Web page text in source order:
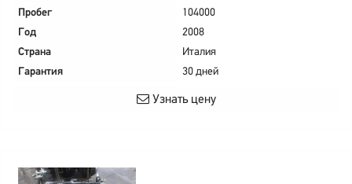
Пробег
104000
Год
2008
Страна
Италия
Гарантия
30 дней
Узнать цену